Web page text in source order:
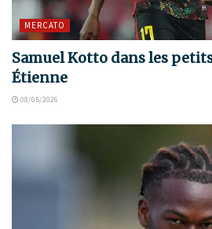
MERCATO
Samuel Kotto dans les
Étienne
08/05/2026